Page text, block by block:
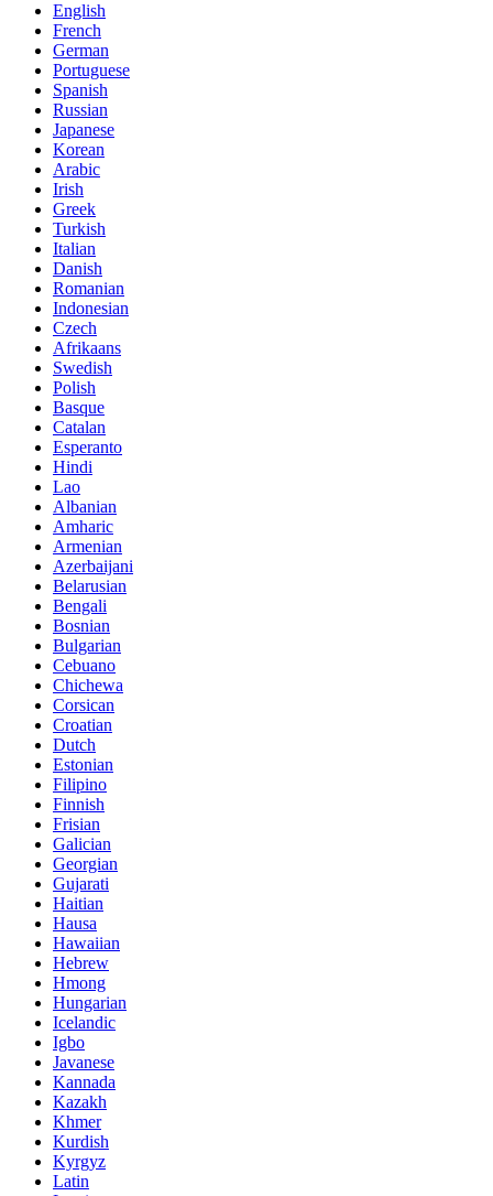
English
French
German
Portuguese
Spanish
Russian
Japanese
Korean
Arabic
Irish
Greek
Turkish
Italian
Danish
Romanian
Indonesian
Czech
Afrikaans
Swedish
Polish
Basque
Catalan
Esperanto
Hindi
Lao
Albanian
Amharic
Armenian
Azerbaijani
Belarusian
Bengali
Bosnian
Bulgarian
Cebuano
Chichewa
Corsican
Croatian
Dutch
Estonian
Filipino
Finnish
Frisian
Galician
Georgian
Gujarati
Haitian
Hausa
Hawaiian
Hebrew
Hmong
Hungarian
Icelandic
Igbo
Javanese
Kannada
Kazakh
Khmer
Kurdish
Kyrgyz
Latin